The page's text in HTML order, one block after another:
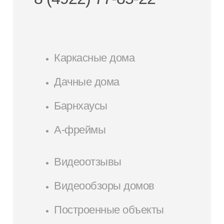
Каркасные дома
Дачные дома
Барнхаусы
А-фреймы
Видеоотзывы
Видеообзоры домов
Построенные объекты